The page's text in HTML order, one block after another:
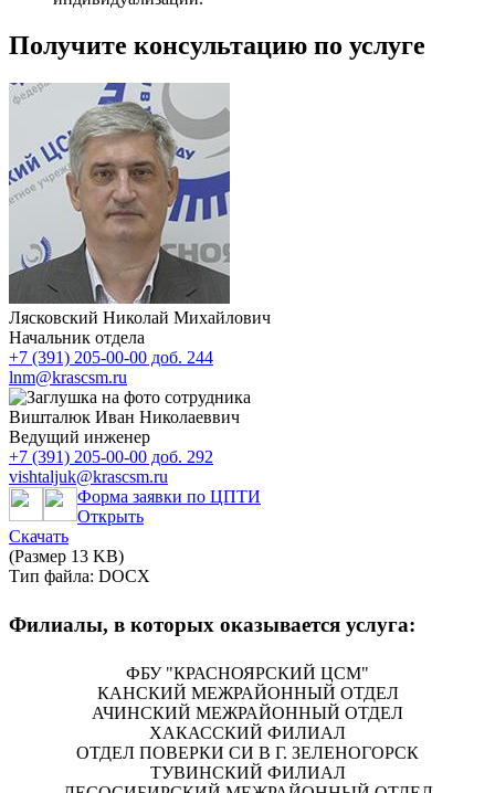
Получите консультацию по услуге
Лясковский Николай Михайлович
Начальник отдела
+7 (391) 205-00-00 доб. 244
lnm@krascsm.ru
Вишталюк Иван Николаеввич
Ведущий инженер
+7 (391) 205-00-00 доб. 292
vishtaljuk@krascsm.ru
Форма заявки по ЦПТИ
Открыть
Скачать
(Размер 13 KB)
Тип файла: DOCX
Филиалы, в которых оказывается услуга:
ФБУ "КРАСНОЯРСКИЙ ЦСМ"
КАНСКИЙ МЕЖРАЙОННЫЙ ОТДЕЛ
АЧИНСКИЙ МЕЖРАЙОННЫЙ ОТДЕЛ
ХАКАССКИЙ ФИЛИАЛ
ОТДЕЛ ПОВЕРКИ СИ В Г. ЗЕЛЕНОГОРСК
ТУВИНСКИЙ ФИЛИАЛ